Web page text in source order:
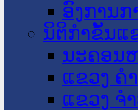
ອົງການ
ນິຕິກໍາຂັ້ນແ
ນະ​ຄອນ​
ແຂວງ ຄໍ
ແຂວງ ຈໍ